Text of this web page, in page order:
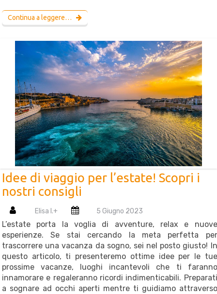
Continua a leggere…
Idee di viaggio per l’estate! Scopri i
nostri consigli
Elisa I.+ 5 Giugno 2023
L’estate porta la voglia di avventure, relax e nuove
esperienze. Se stai cercando la meta perfetta per
trascorrere una vacanza da sogno, sei nel posto giusto! In
questo articolo, ti presenteremo ottime idee per le tue
prossime vacanze, luoghi incantevoli che ti faranno
innamorare e regaleranno ricordi indimenticabili. Preparati
a sognare ad occhi aperti mentre ti guidiamo attraverso